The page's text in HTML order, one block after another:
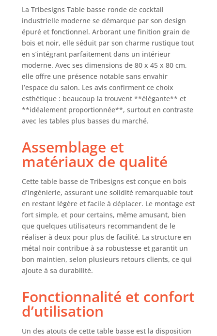
lignes épurées et
son design
minimaliste en
font un choix
parfait pour tout
décor de maison
moderne ou
contemporain.
CONSTRUCTION
DE HAUTE QUALITÉ
: Fabriquée avec
une attention aux
utilisant des
matériaux de
qualité supérieure,
circulaire est
conçue pour durer.
Le plateau de table
est fait de bois
d'ingénierie
épaissi de haute
qualité,
garantissant
robuste et en
peut résister à une
La Tribesigns Table basse ronde de cocktail
industrielle moderne se démarque par son design
épuré et fonctionnel. Arborant une finition grain de
bois et noir, elle séduit par son charme rustique tout
en s’intégrant parfaitement dans un intérieur
moderne. Avec ses dimensions de 80 x 45 x 80 cm,
elle offre une présence notable sans envahir
l’espace du salon. Les avis confirment ce choix
esthétique : beaucoup la trouvent **élégante** et
**idéalement proportionnée**, surtout en contraste
avec les tables plus basses du marché.
Assemblage et
matériaux de qualité
Cette table basse de Tribesigns est conçue en bois
d’ingénierie, assurant une solidité remarquable tout
en restant légère et facile à déplacer. Le montage est
fort simple, et pour certains, même amusant, bien
que quelques utilisateurs recommandent de le
réaliser à deux pour plus de facilité. La structure en
métal noir contribue à sa robustesse et garantit un
bon maintien, selon plusieurs retours clients, ce qui
ajoute à sa durabilité.
Fonctionnalité et confort
d’utilisation
Un des atouts de cette table basse est la disposition